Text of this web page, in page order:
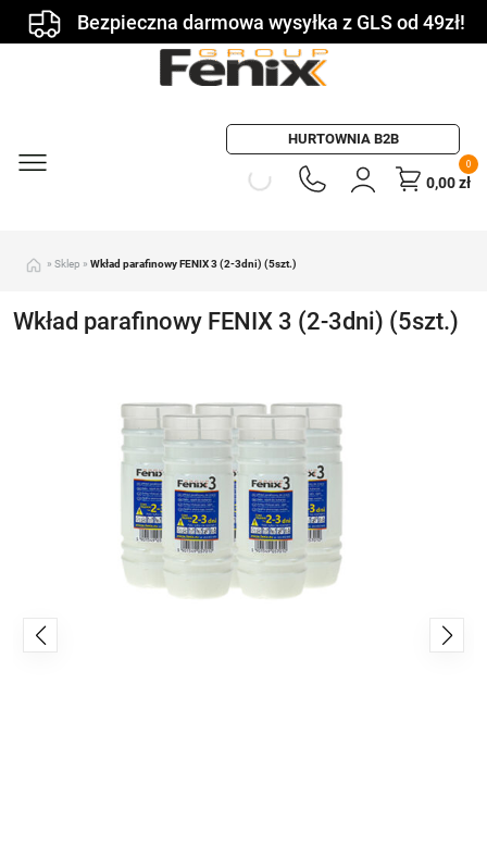
Bezpieczna darmowa wysyłka z GLS od 49zł!
HURTOWNIA B2B
0
0,00zł
» Sklep » Wkład parafinowy FENIX 3 (2-3dni) (5szt.)
Wkład parafinowy FENIX 3 (2-3dni) (5szt.)